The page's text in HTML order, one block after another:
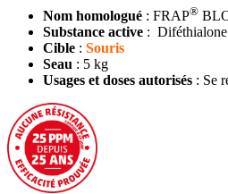
Nom homologué : FRAP®
Substance active :
Cible : Souris
Seau : 5 kg
Usages et doses autorisés : Se